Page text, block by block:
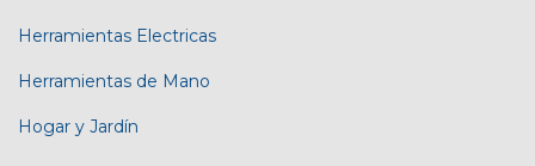
Herramientas Electricas
Herramientas de Mano
Hogar y Jardín